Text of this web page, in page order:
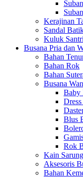
Kerajinan
Sandal
Kuluk Santri
Busana Pria dan
Bahan
Bahan Rok
Bahan
Busana
Baby
Blus
Rok
Kain Sarung
Aksesoris
Bahan